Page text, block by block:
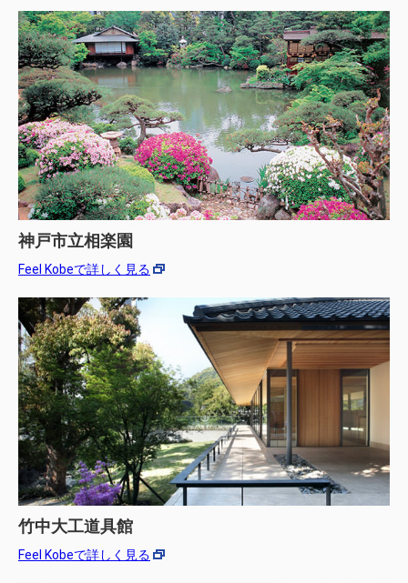
神戸市立相楽園
Feel Kobeで詳しく見る
竹中大工道具館
Feel Kobeで詳しく見る